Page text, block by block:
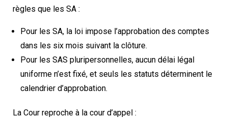
règles que les SA :
Pour les SA, la loi impose l’approbation des comptes
dans les six mois suivant la clôture.
Pour les SAS pluripersonnelles, aucun délai légal
uniforme n’est fixé, et seuls les statuts déterminent le
calendrier d’approbation.
La Cour reproche à la cour d’appel :